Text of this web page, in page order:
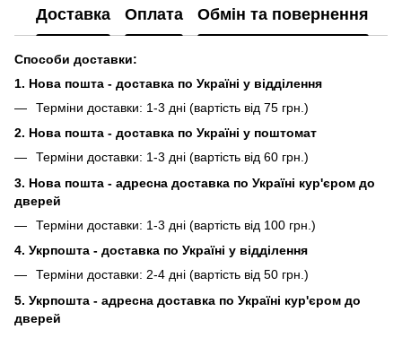
Доставка Оплата Обмін та повернення
Способи доставки:
1. Нова пошта - доставка по Україні у відділення
Терміни доставки: 1-3 дні (вартість від 75 грн.)
2. Нова пошта - доставка по Україні у поштомат
Терміни доставки: 1-3 дні (вартість від 60 грн.)
3. Нова пошта - адресна доставка по Україні кур'єром до
дверей
Терміни доставки: 1-3 дні (вартість від 100 грн.)
4. Укрпошта - доставка по Україні у відділення
Терміни доставки: 2-4 дні (вартість від 50 грн.)
5. Укрпошта - адресна доставка по Україні кур'єром до
дверей